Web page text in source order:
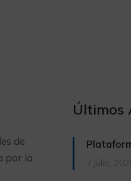
de
por la
Últimos
7 julio,